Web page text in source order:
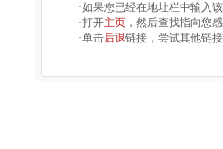
·如果您已经在地址栏中输入
·打开主页 ，然后查找指向您
·单击后退链接，尝试其他链